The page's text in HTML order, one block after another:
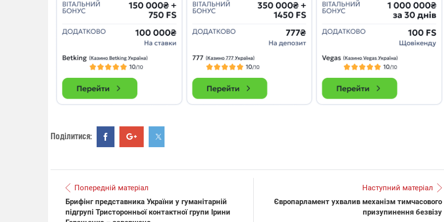
Поділитися:
Попередній матеріал
Брифінг представника України у гуманітарній
підгрупі Тристоронньої контактної групи Ірини
Наступний матеріал
Європарламент ухвалив механізм тимчасового
призупинення безвізу
14.11.2025 17:15
збір коштів на потреби
одразу чотирьох
бригад ЗСУ
які знімають на
напрямках фронту
04.12.2025 12:37
фронт": стрілецька
бригада Повітряних
сил ЗСУ збирає на
НРК Numo